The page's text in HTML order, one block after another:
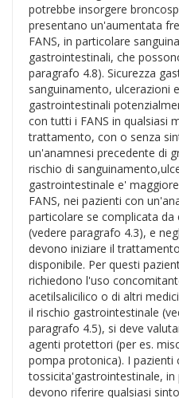
potrebbe insorgere
presentano un'aumentata
FANS, in particolare
gastrointestinali, che
paragrafo 4.8). Sicurezza
sanguinamento, ulcerazioni
gastrointestinali
con tutti i FANS in qualsiasi
trattamento, con o senza
un'anamnesi precedente di
rischio di
gastrointestinale e'
FANS, nei pazienti con
particolare se complicata
(vedere paragrafo 4.3), e
devono iniziare il
disponibile. Per questi
richiedono l'uso
acetilsalicilico o di altri
il rischio gastrointestinale
paragrafo 4.5), si deve
agenti protettori (per es.
pompa protonica). I pazienti
tossicita'gastrointestinale, in
devono riferire qualsiasi